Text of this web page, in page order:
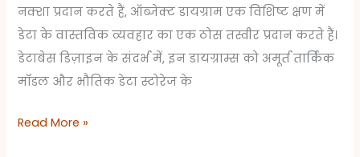
नक्शा प्रदान करते हैं, ऑब्जेक्ट डायग्राम एक विशिष्ट क्षण में
डेटा के वास्तविक व्यवहार का एक ठोस तस्वीर प्रदान करते हैं।
डेटाबेस डिज़ाइन के संदर्भ में, इन डायग्राम्स को अमूर्त तार्किक
मॉडल और भौतिक डेटा स्टोरेज के
Read More »